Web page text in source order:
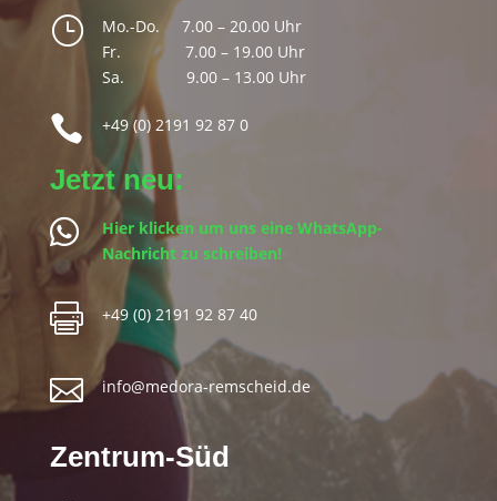
}
Mo.-Do. 7.00 – 20.00 Uhr
Fr.
⠀ 7.00 – 19.00 Uhr
Sa.
⠀ ⠀ 9.00 – 13.00 Uhr
 +49 (0) 2191 92 87 0
Jetzt neu:

Hier klicken um uns eine WhatsApp-
Nachricht zu schreiben!
 +49 (0) 2191 92 87 40
 info@medora-remscheid.de
Zentrum-Süd